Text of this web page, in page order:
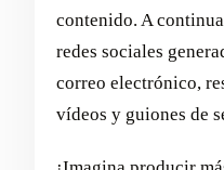
contenido. A
redes sociales
correo electrónico,
vídeos y guiones de